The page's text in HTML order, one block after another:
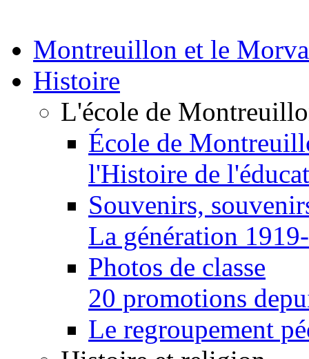
Montreuillon et le
Histoire
L'école de
École de
l'Histoire de
Souvenirs,
La génération
Photos de classe
20 promotions
Le regroupement